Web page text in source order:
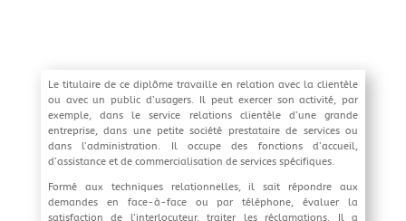
Le titulaire de ce diplôme travaille en relation avec la clientèle
ou avec un public d’usagers. Il peut exercer son activité, par
exemple, dans le service relations clientèle d’une grande
entreprise, dans une petite société prestataire de services ou
dans l’administration. Il occupe des fonctions d’accueil,
d’assistance et de commercialisation de services spécifiques.
Formé aux techniques relationnelles, il sait répondre aux
demandes en face-à-face ou par téléphone, évaluer la
satisfaction de l’interlocuteur, traiter les réclamations. Il a